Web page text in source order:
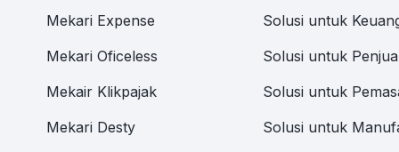
Mekari Expense
Mekari Oficeless
Mekair Klikpajak
Mekari Desty
Solusi untuk
Solusi untuk
Solusi untuk
Solusi untuk